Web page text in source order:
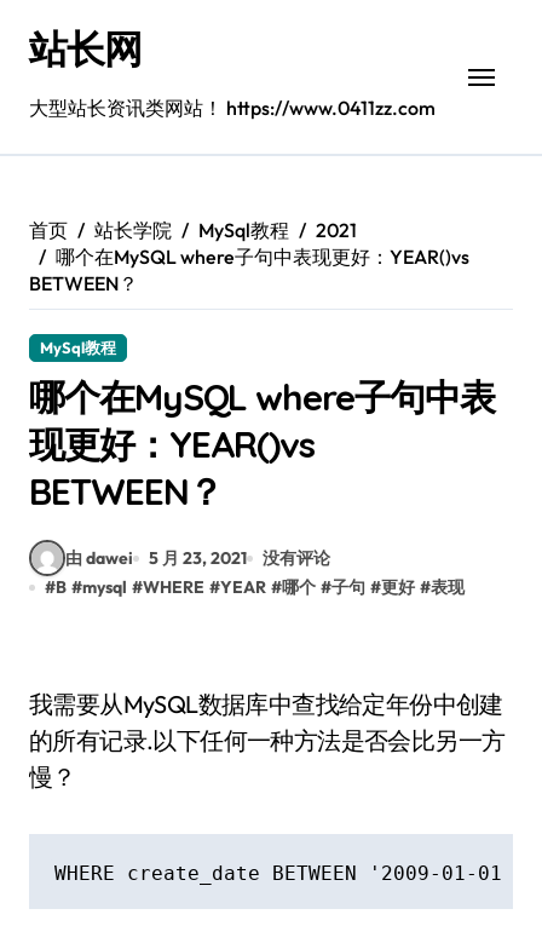
站长网
大型站长资讯类网站！ https://www.0411zz.com
首页 站长学院 MySql教程
2021
哪个在MySQL where子句中表现更好：YEAR()vs
BETWEEN？
MySql教程
哪个在MySQL where子句中表
现更好：YEAR()vs
BETWEEN？
由 dawei 5 月 23, 2021
没有评论
#B #mysql #WHERE #YEAR #哪个 #子句 #更好 #表现
我需要从MySQL数据库中查找给定年份中创建
的所有记录.以下任何一种方法是否会比另一方
慢？